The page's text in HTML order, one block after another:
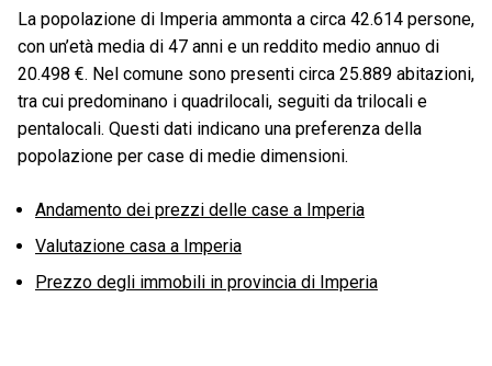
La popolazione di Imperia ammonta a circa 42.614 persone,
con un’età media di 47 anni e un reddito medio annuo di
20.498 €. Nel comune sono presenti circa 25.889 abitazioni,
tra cui predominano i quadrilocali, seguiti da trilocali e
pentalocali. Questi dati indicano una preferenza della
popolazione per case di medie dimensioni.
Andamento dei prezzi delle case a Imperia
Valutazione casa a Imperia
Prezzo degli immobili in provincia di Imperia